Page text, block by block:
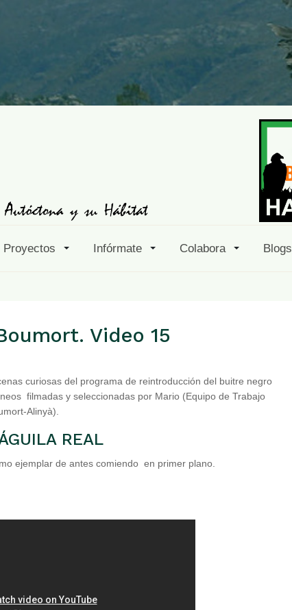
Proyectos Infórmate Colabora Blogs
Video 15
curiosas del programa de reintroducción del buitre negro
filmadas y seleccionadas por Mario (Equipo de Trabajo
Alinyà).
REAL
ejemplar de antes comiendo en primer plano.